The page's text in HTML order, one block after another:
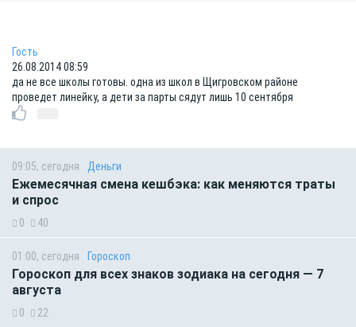
Гость
26.08.2014 08:59
да не все школы готовы. одна из школ в Щигровском районе
проведет линейку, а дети за парты сядут лишь 10 сентября
09:05, сегодня Деньги
Ежемесячная смена кешбэка: как меняются траты
и спрос
0 40
01:00, сегодня Гороскоп
Гороскоп для всех знаков зодиака на сегодня — 7
августа
0 22